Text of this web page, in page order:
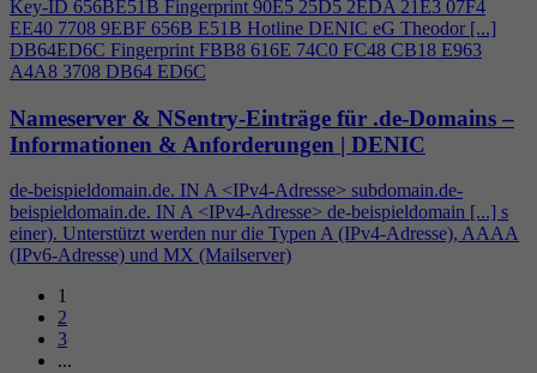
Key-ID 656BE51B Fingerprint 90E5 25D5 2EDA 21E3 07F4
EE40 7708 9EBF 656B E51B Hotline DENIC eG Theodor [...]
DB64ED6C Fingerprint FBB8 616E 74C0 FC48 CB18 E963
A4A8 3708 DB64 ED6C
Nameserver & NSentry-Einträge für .de-Domains –
Informationen & Anforderungen | DENIC
de-beispieldomain.de. IN A <IPv4-Adresse> subdomain.de-
beispieldomain.de. IN A <IPv4-Adresse> de-beispieldomain [...] s
einer). Unterstützt werden nur die Typen A (IPv4-Adresse), AAAA
(IPv6-Adresse) und MX (Mailserver)
1
2
3
...